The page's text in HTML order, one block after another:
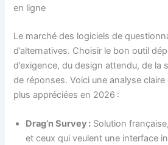
en ligne
Le marché des logiciels de
d’alternatives. Choisir le bon outil
d’exigence, du design attendu, de la
de réponses. Voici une analyse
plus appréciées en 2026 :
Drag’n Survey : Solution
et ceux qui veulent une interface